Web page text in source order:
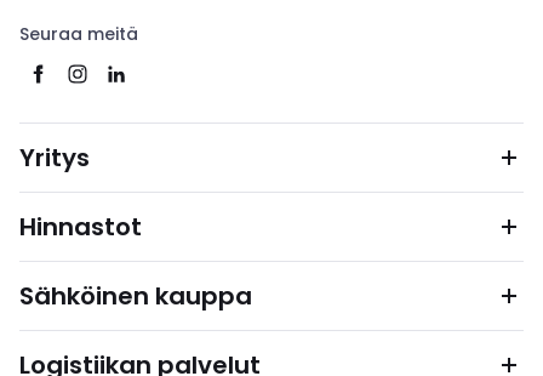
Seuraa meitä
Yritys
Hinnastot
Sähköinen kauppa
Logistiikan palvelut